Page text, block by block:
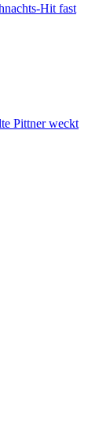
Hit fast
Pittner weckt